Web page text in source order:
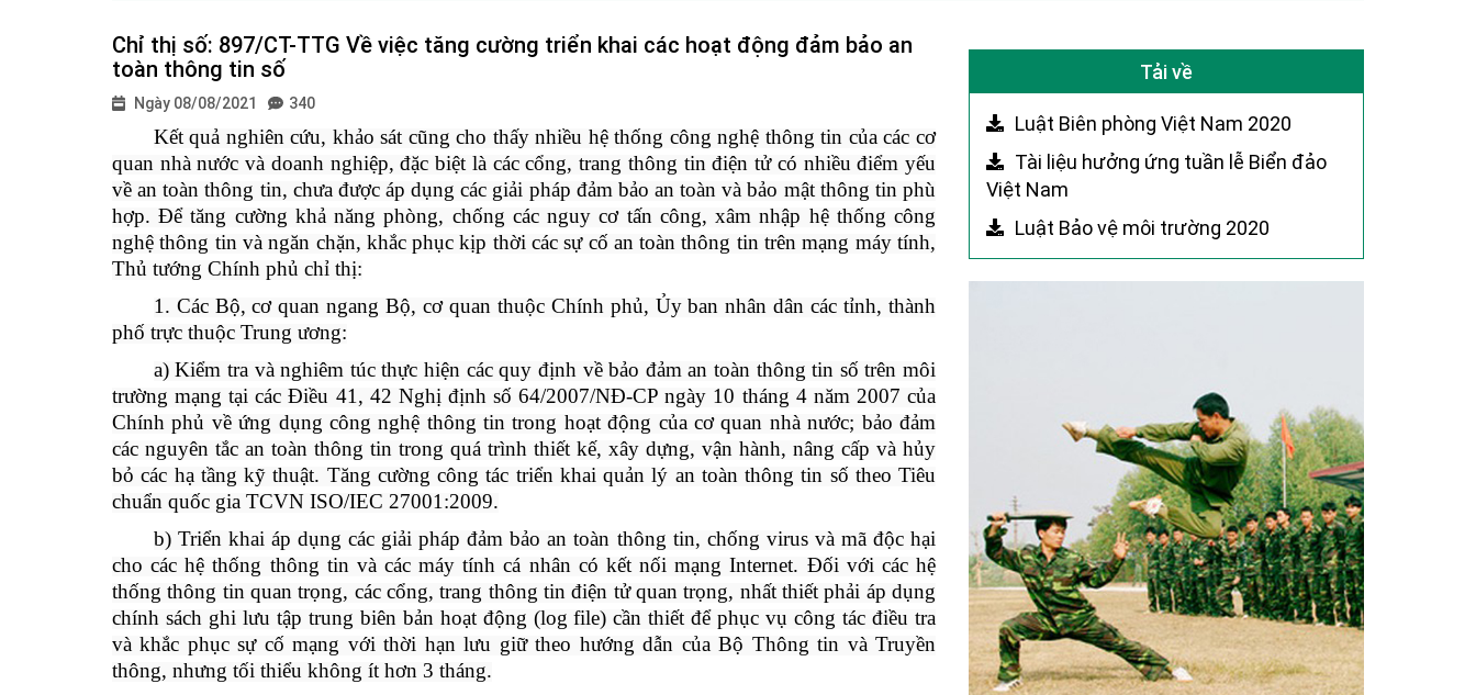
Chỉ thị số: 897/CT-TTG Về việc tăng cường triển khai các hoạt động đảm bảo an
toàn thông tin số
Ngày 08/08/2021 340
Kết quả nghiên cứu, khảo sát cũng cho thấy nhiều hệ thống công nghệ thông tin của các cơ
quan nhà nước và doanh nghiệp, đặc biệt là các cổng, trang thông tin điện tử có nhiều điểm yếu
về an toàn thông tin, chưa được áp dụng các giải pháp đảm bảo an toàn và bảo mật thông tin phù
hợp. Để tăng cường khả năng phòng, chống các nguy cơ tấn công, xâm nhập hệ thống công
nghệ thông tin và ngăn chặn, khắc phục kịp thời các sự cố an toàn thông tin trên mạng máy tính,
Thủ tướng Chính phủ chỉ thị:
1. Các Bộ, cơ quan ngang Bộ, cơ quan thuộc Chính phủ, Ủy ban nhân dân các tỉnh, thành
phố trực thuộc Trung ương:
a) Kiểm tra và nghiêm túc thực hiện các quy định về bảo đảm an toàn thông tin số trên môi
trường mạng tại các Điều 41, 42 Nghị định số 64/2007/NĐ-CP ngày 10 tháng 4 năm 2007 của
Chính phủ về ứng dụng công nghệ thông tin trong hoạt động của cơ quan nhà nước; bảo đảm
các nguyên tắc an toàn thông tin trong quá trình thiết kế, xây dựng, vận hành, nâng cấp và hủy
bỏ các hạ tầng kỹ thuật. Tăng cường công tác triển khai quản lý an toàn thông tin số theo Tiêu
chuẩn quốc gia TCVN ISO/IEC 27001:2009.
b) Triển khai áp dụng các giải pháp đảm bảo an toàn thông tin, chống virus và mã độc hại
cho các hệ thống thông tin và các máy tính cá nhân có kết nối mạng Internet. Đối với các hệ
thống thông tin quan trọng, các cổng, trang thông tin điện tử quan trọng, nhất thiết phải áp dụng
chính sách ghi lưu tập trung biên bản hoạt động (log file) cần thiết để phục vụ công tác điều tra
và khắc phục sự cố mạng với thời hạn lưu giữ theo hướng dẫn của Bộ Thông tin và Truyền
thông, nhưng tối thiểu không ít hơn 3 tháng.
Tải về
Luật Biên phòng Việt Nam 2020
Tài liệu hưởng ứng tuần lễ Biển đảo
Việt Nam
Luật Bảo vệ môi trường 2020